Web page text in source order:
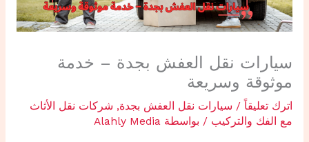
سيارات نقل العفش بجدة – خدمة
موثوقة وسريعة
اترك تعليقاً / سيارات نقل العفش بجدة, شركات نقل الأثاث
مع الفك والتركيب / بواسطة Alahly Media